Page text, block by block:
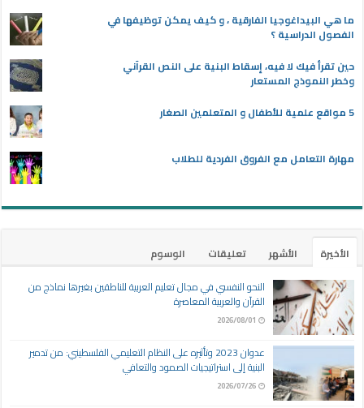
ما هي البيداغوجيا الفارقية ، و كيف يمكن توظيفها في
الفصول الدراسية ؟
حين تقرأ فيك لا فيه، إسقاط البنية على النص القرآني
وخطر النموذج المستعار
5 مواقع علمية للأطفال و المتعلمين الصغار
مهارة التعامل مع الفروق الفردية للطلاب
الأخيرة الأشهر تعليقات
الوسوم
النحو النفسي في مجال تعليم العربية للناطقين بغيرها نماذج من
القرآن والعربية المعاصرة
2026/08/01
عدوان 2023 وتأثيره على النظام التعليمي الفلسطيني: من تدمير
البنية إلى استراتيجيات الصمود والتعافي
2026/07/26